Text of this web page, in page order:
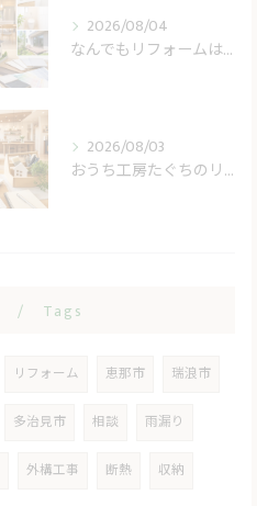
2026/08/04
なんでもリフォームは見積もりで費用不安を減らす
2026/08/03
おうち工房たぐちのリフォーム費用と相談の疑問
Tags
リフォーム 恵那市 瑞浪市
多治見市 相談 雨漏り
外構工事 断熱 収納